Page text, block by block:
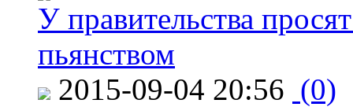
У правительства
пьянством
2015-09-04 20:56 (0)